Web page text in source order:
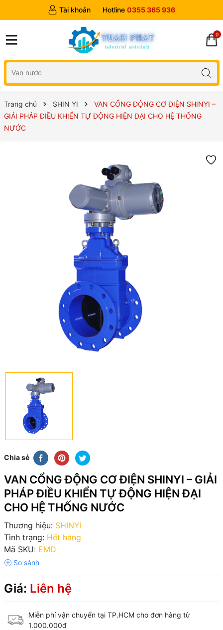
Tài khoản Hotline 0355 365 936
0
Trang chủ SHIN YI
VAN CỔNG ĐỘNG CƠ ĐIỆN SHINYI –
GIẢI PHÁP ĐIỀU KHIỂN TỰ ĐỘNG HIỆN ĐẠI CHO HỆ THỐNG
NƯỚC
Chia sẻ
VAN CỔNG ĐỘNG CƠ ĐIỆN SHINYI – GIẢI
PHÁP ĐIỀU KHIỂN TỰ ĐỘNG HIỆN ĐẠI
CHO HỆ THỐNG NƯỚC
Thương hiệu: SHINYI
Tình trạng: Hết hàng
Mã SKU: EMD
Giá: Liên hệ
Miễn phí vận chuyển tại TP.HCM cho đơn hàng từ
1.000.000đ